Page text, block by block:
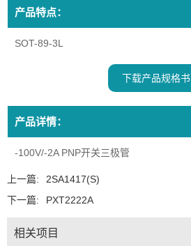
产品特点：
SOT-89-3L
下载产品规格书
产品详情：
-100V/-2A PNP开关三极管
上一篇:
2SA1417(S)
下一篇:
PXT2222A
相关项目